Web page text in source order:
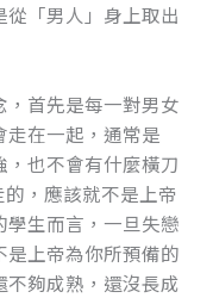
「男人」身上取出
首先是每一對男女
在一起，通常是
，也不會有什麼橫刀
，應該就不是上帝
生而言，一旦失戀
上帝為你所預備的
不夠成熟，還沒長成